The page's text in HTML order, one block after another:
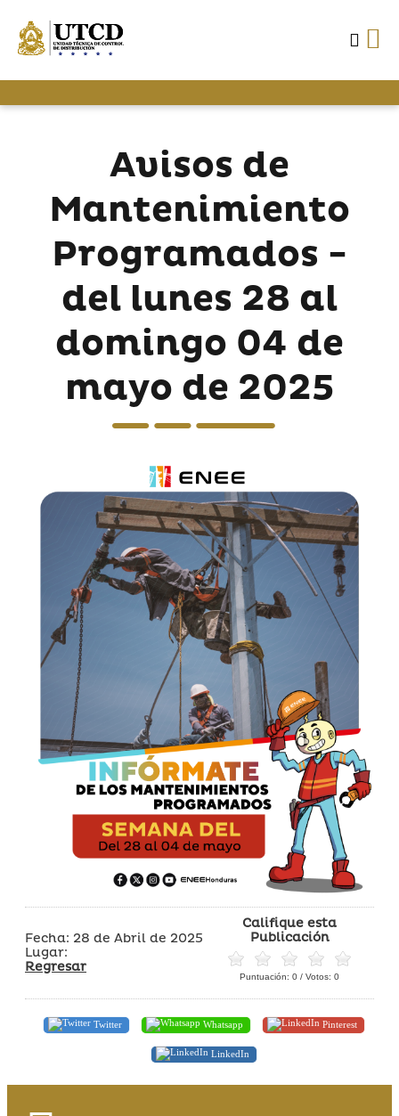
Avisos de
Mantenimiento
Programados -
del lunes 28 al
domingo 04 de
mayo de 2025
Fecha: 28 de Abril de 2025
Lugar:
Regresar
Califique esta
Publicación
Puntuación: 0 / Votos: 0
Twitter Whatsapp Pinterest
LinkedIn